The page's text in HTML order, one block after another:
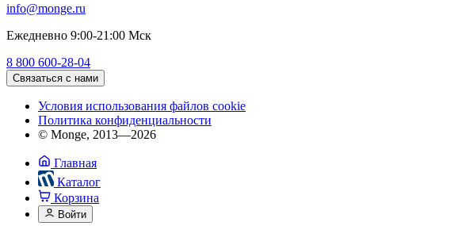
info@monge.ru
Ежедневно 9:00-21:00 Мск
8 800 600-28-04
Связаться с нами
Условия использования файлов cookie
Политика конфиденциальности
© Monge, 2013—2026
Главная
Каталог
Корзина
Войти